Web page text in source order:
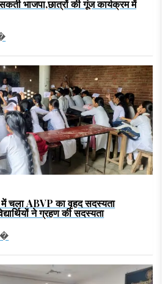
भाजपा,छात्रों की गूंज कार्यक्रम में
चला ABVP का वृहद सदस्यता
ने ग्रहण की सदस्यता